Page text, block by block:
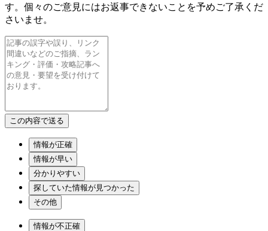
す。個々のご意見にはお返事できないことを予めご了承くだ
さいませ。
情報が正確
情報が早い
分かりやすい
探していた情報が見つかった
その他
情報が不正確